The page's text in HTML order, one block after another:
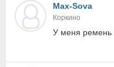
Max-Sova
Коркино
У меня ремень